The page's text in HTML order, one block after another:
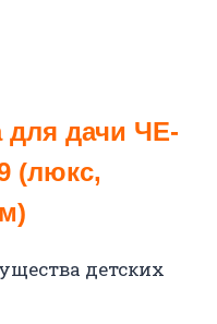
для дачи ЧЕ-
(люкс,
детских